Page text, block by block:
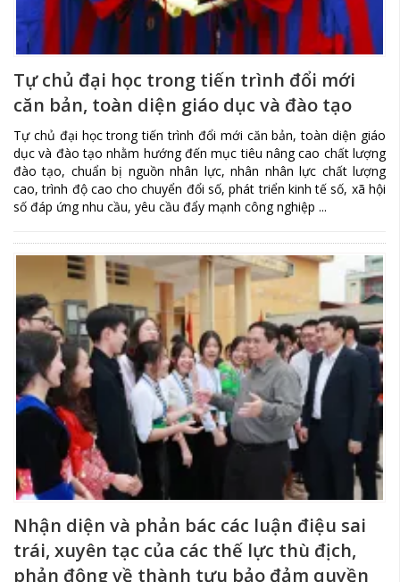
Tự chủ đại học trong tiến trình đổi mới
căn bản, toàn diện giáo dục và đào tạo
Tự chủ đại học trong tiến trình đổi mới căn bản, toàn diện giáo
dục và đào tạo nhằm hướng đến mục tiêu nâng cao chất lượng
đào tạo, chuẩn bị nguồn nhân lực, nhân nhân lực chất lượng
cao, trình độ cao cho chuyển đổi số, phát triển kinh tế số, xã hội
số đáp ứng nhu cầu, yêu cầu đẩy mạnh công nghiệp ...
Nhận diện và phản bác các luận điệu sai
trái, xuyên tạc của các thế lực thù địch,
phản động về thành tựu bảo đảm quyền